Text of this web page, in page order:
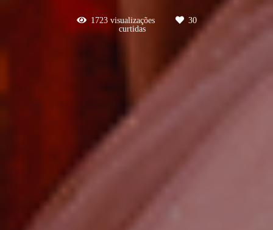
1723visualizações
30
curtidas